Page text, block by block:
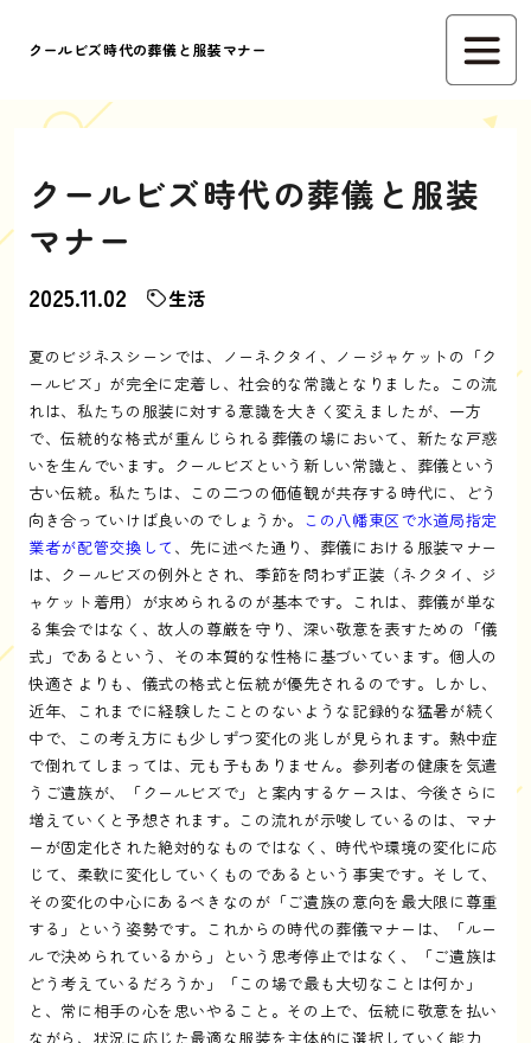
クールビズ時代の葬儀と服装マナー
クールビズ時代の葬儀と服装
マナー
2025.11.02 生活
夏のビジネスシーンでは、ノーネクタイ、ノージャケットの「ク
ールビズ」が完全に定着し、社会的な常識となりました。この流
れは、私たちの服装に対する意識を大きく変えましたが、一方
で、伝統的な格式が重んじられる葬儀の場において、新たな戸惑
いを生んでいます。クールビズという新しい常識と、葬儀という
古い伝統。私たちは、この二つの価値観が共存する時代に、どう
向き合っていけば良いのでしょうか。 この八幡東区で水道局指定
業者が配管交換して 、先に述べた通り、葬儀における服装マナー
は、クールビズの例外とされ、季節を問わず正装（ネクタイ、ジ
ャケット着用）が求められるのが基本です。これは、葬儀が単な
る集会ではなく、故人の尊厳を守り、深い敬意を表すための「儀
式」であるという、その本質的な性格に基づいています。個人の
快適さよりも、儀式の格式と伝統が優先されるのです。しかし、
近年、これまでに経験したことのないような記録的な猛暑が続く
中で、この考え方にも少しずつ変化の兆しが見られます。熱中症
で倒れてしまっては、元も子もありません。参列者の健康を気遣
うご遺族が、「クールビズで」と案内するケースは、今後さらに
増えていくと予想されます。この流れが示唆しているのは、マナ
ーが固定化された絶対的なものではなく、時代や環境の変化に応
じて、柔軟に変化していくものであるという事実です。そして、
その変化の中心にあるべきなのが「ご遺族の意向を最大限に尊重
する」という姿勢です。これからの時代の葬儀マナーは、「ルー
ルで決められているから」という思考停止ではなく、「ご遺族は
どう考えているだろうか」「この場で最も大切なことは何か」
と、常に相手の心を思いやること。その上で、伝統に敬意を払い
ながら、状況に応じた最適な服装を主体的に選択していく能力